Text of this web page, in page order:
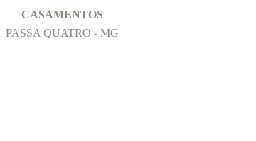
CASAMENTOS
PASSA QUATRO - MG